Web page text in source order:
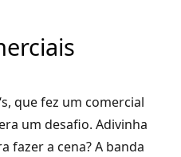
que fez um comercial
um desafio. Adivinha
fazer a cena? A banda